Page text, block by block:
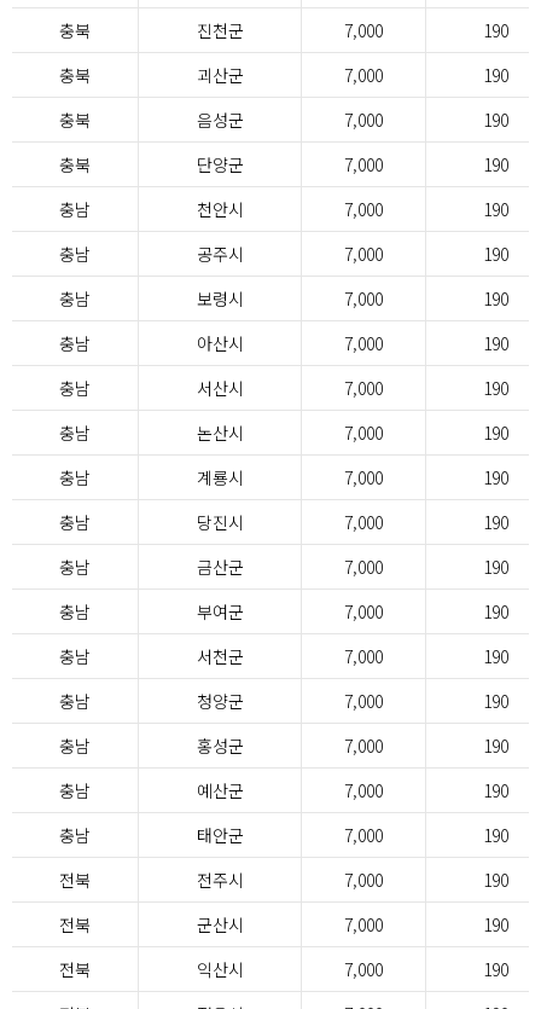
충북 진천군 7,000
190
충북
괴산군 7,000
190
충북
음성군 7,000
190
충북
단양군 7,000
190
충남
천안시 7,000
190
충남
공주시 7,000
190
충남
보령시 7,000
190
충남
아산시 7,000
190
충남
서산시 7,000
190
충남
논산시 7,000
190
충남
계룡시 7,000
190
충남
당진시 7,000
190
충남
금산군 7,000
190
충남
부여군 7,000
190
충남
서천군 7,000
190
충남
청양군 7,000
190
충남
홍성군 7,000
190
충남
예산군 7,000
190
충남
태안군 7,000
190
전북
전주시 7,000
190
전북
군산시 7,000
190
전북
익산시 7,000
190